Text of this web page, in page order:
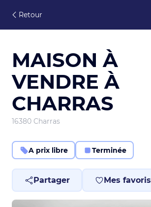
Retour
MAISON À
VENDRE À
CHARRAS
16380 Charras
A prix libre Terminée
Partager Mes favoris